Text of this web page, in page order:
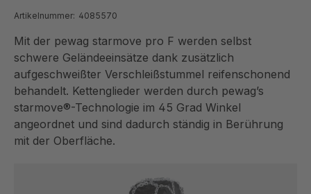
Artikelnummer: 4085570
Mit der pewag starmove pro F werden selbst
schwere Geländeeinsätze dank zusätzlich
aufgeschweißter Verschleißstummel reifenschonend
behandelt. Kettenglieder werden durch pewag’s
starmove®-Technologie im 45 Grad Winkel
angeordnet und sind dadurch ständig in Berührung
mit der Oberfläche.